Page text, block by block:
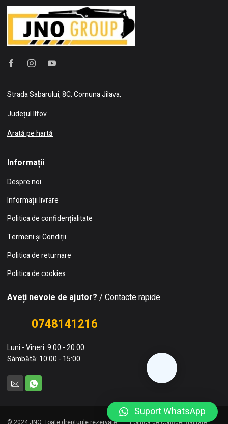
Strada Sabarului, 8C, Comuna Jilava,
Județul Ilfov
Arată pe hartă
Informații
Despre noi
Informații livrare
Politica de confidențialitate
Termeni și Condiții
Politica de returnare
Politica de cookies
Aveți nevoie de ajutor? / Contacte rapide
0748141216
Luni - Vineri: 9:00 - 20:00
Sâmbătă: 10:00 - 15:00
Suport WhatsApp